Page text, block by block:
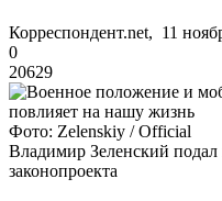
Корреспондент.net, 11
0
20629
Фото: Zelenskiy / Official
Владимир Зеленский
законопроекта